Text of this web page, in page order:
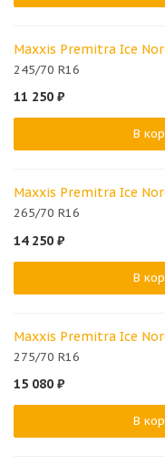
Maxxis Premitra Ice
245/70 R16
11 250 ₽
В
Maxxis Premitra Ice
265/70 R16
14 250 ₽
В
Maxxis Premitra Ice
275/70 R16
15 080 ₽
В